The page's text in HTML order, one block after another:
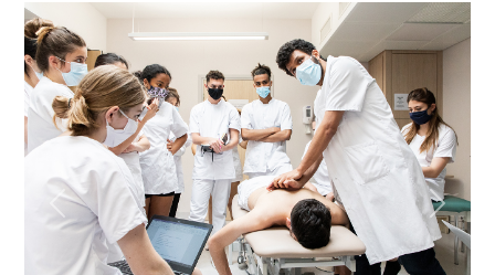
Previous Next